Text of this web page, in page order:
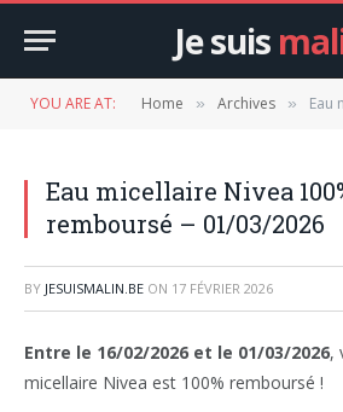
Je suis
YOU ARE AT: Home » Archives » Eau
Eau micellaire Nivea
remboursé – 01/03/2026
BY JESUISMALIN.BE ON 17 FÉVRIER 2026
Entre le 16/02/2026 et le 01/03/2026,
micellaire Nivea est 100% remboursé !